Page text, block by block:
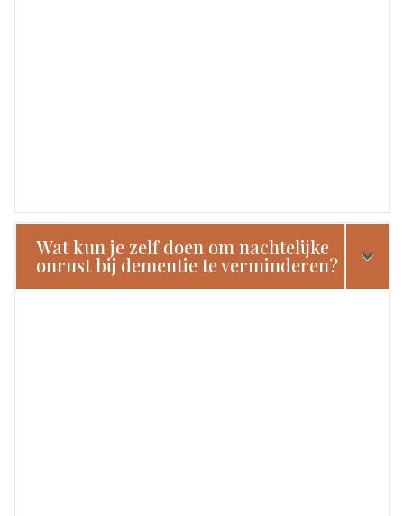
Wat kun je zelf doen om nachtelijke
onrust bij dementie te verminderen?